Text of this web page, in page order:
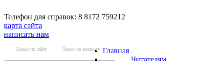
Телефон для справок: 8 8172 759212
карта сайта
написать нам
Поиск по сайту Поиск по каталогу Главная
Читателям